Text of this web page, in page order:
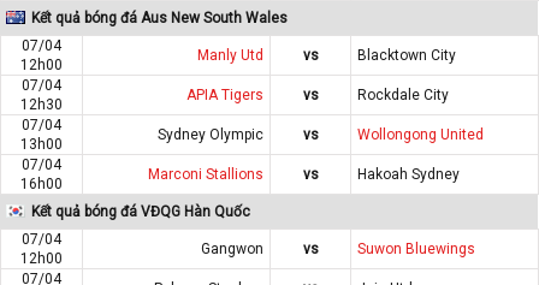
Kết quả bóng đá Aus New South Wales
07/04
12h00
Manly Utd vs
Blacktown City
07/04
12h30
APIA Tigers vs
Rockdale City
07/04
13h00
Sydney Olympic vs
Wollongong United
07/04
16h00
Marconi Stallions vs Hakoah Sydney
Kết quả bóng đá VĐQG Hàn Quốc
07/04
12h00
Gangwon vs
Suwon Bluewings
07/04